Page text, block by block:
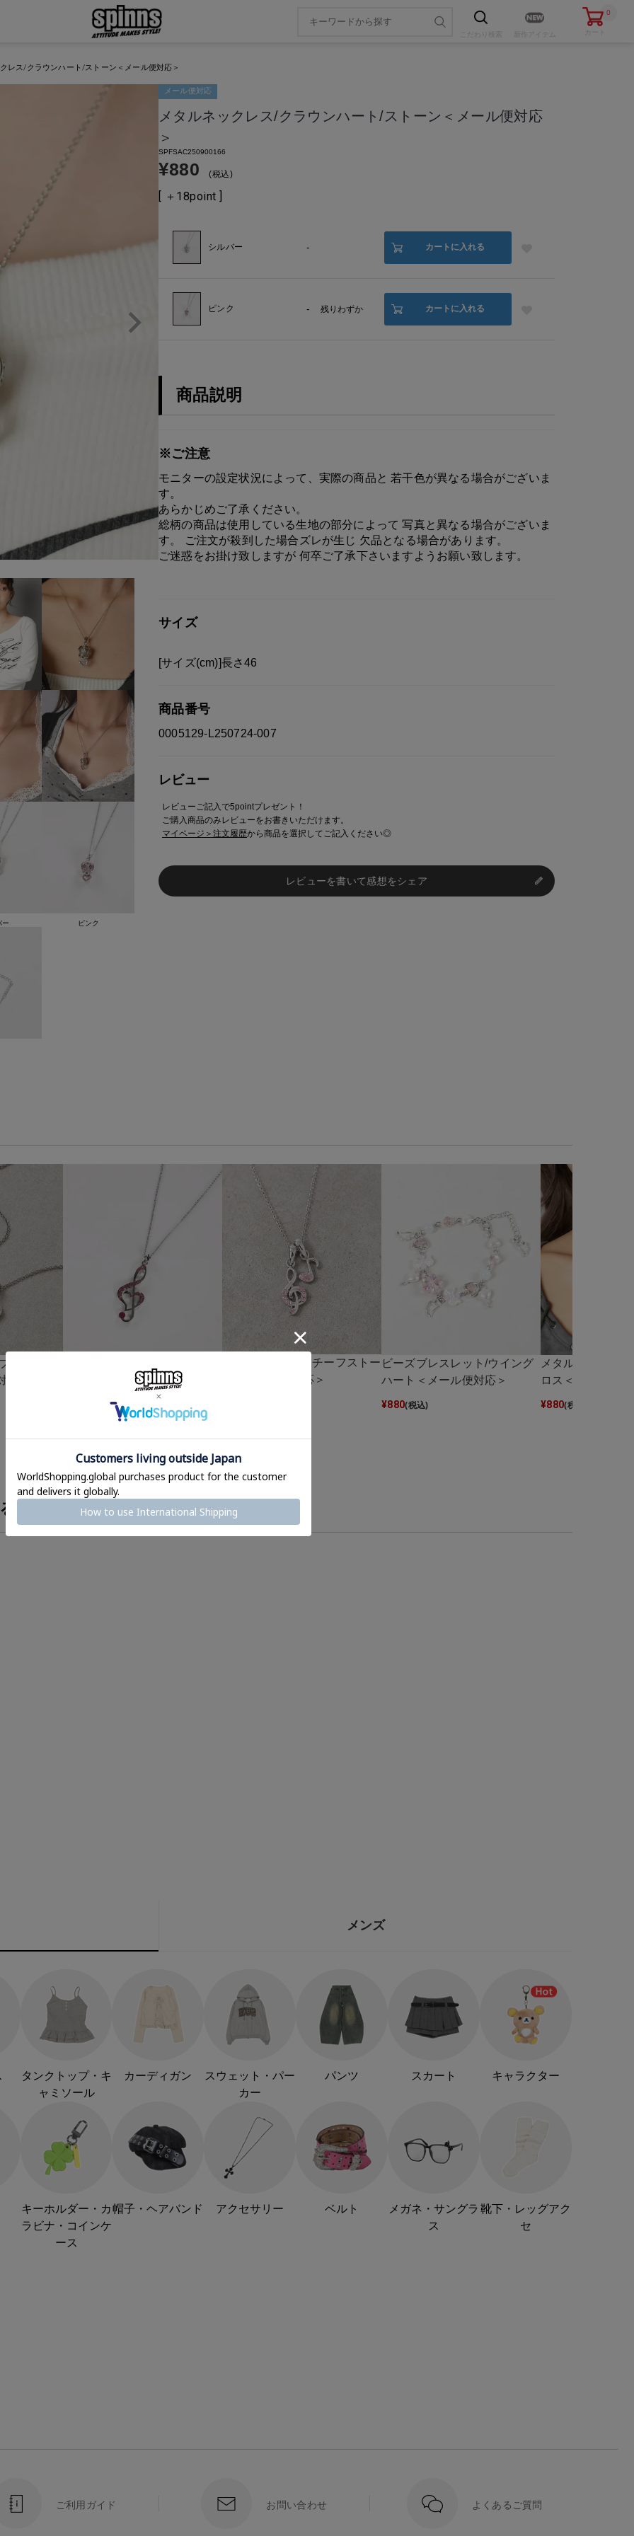
0
カート
レス/クラウンハート/ストーン＜メール便対応＞
メール便対応
メタルネックレス/クラウンハート/ストーン＜メール便対応
＞
SPFSAC250900166
¥880 税込
[ ＋ 18point ]
シルバー - カートに入れる
ピンク - 残りわずか カートに入れる
商品説明
※ご注意
モニターの設定状況によって、実際の商品と 若干色が異なる場合がございま
す。
あらかじめご了承ください。
総柄の商品は使用している生地の部分によって 写真と異なる場合がございま
す。 ご注文が殺到した場合ズレが生じ 欠品となる場合があります。
ご迷惑をお掛け致しますが 何卒ご了承下さいますようお願い致します。
サイズ
[サイズ(cm)]長さ46
商品番号
0005129-L250724-007
レビュー
レビューご記入で5pointプレゼント！
ご購入商品のみレビューをお書きいただけます。
マイページ＞注文履歴から商品を選択してご記入ください◎
レビューを書いて感想をシェア
ー ピンク
ラックス
応＞
ーン音符＜メール便対応＞
(税込)
細ネックレス/2モチーフストー
ン＜メール便対応＞
ビーズブレスレット/ウイング
ハート＜メール便対応＞
¥880(税込)
メタルネックレ
ロス＜メール便
¥880(税込)
？
メンズ
タンクトップ・キ
ャミソール
カーディガン
スウェット・パー
カー
パンツ スカート キャラクター
キーホルダー・カ
ラビナ・コインケ
ース
帽子・ヘアバンド アクセサリー ベルト
メガネ・サングラ
ス
靴下・レッグアク
セ
ご利用ガイド お問い合わせ よくあるご質問